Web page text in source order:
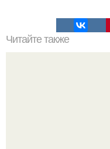
Читайте также